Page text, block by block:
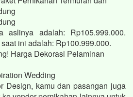
aslinya adalah: Rp105.999.000.
ini adalah: Rp100.999.000.
Harga Dekorasi Pelaminan
Wedding
kamu dan pasangan juga